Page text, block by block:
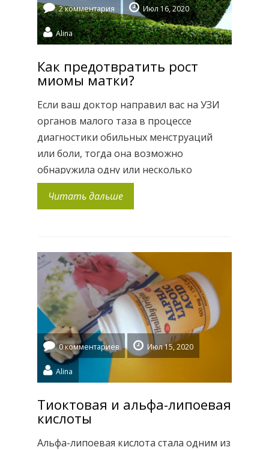
2 комментария Июл 16, 2020
Alina
Как предотвратить рост
миомы матки?
Если ваш доктор направил вас на УЗИ
органов малого таза в процессе
диагностики обильных менструаций
или боли, тогда она возможно
обнаружила одну или несколько
фибромиом. Что это значит?
Фибромиома (или лейомиома, или
матки. На изображении представлены
типы миомы и их расположение. Миомы
— распространенное явление у женщин
[…]
Читать дальше
0 комментариев Июл 15, 2020
Alina
Тиоктовая и альфа-липоевая
кислоты
Альфа-липоевая кислота стала одним из